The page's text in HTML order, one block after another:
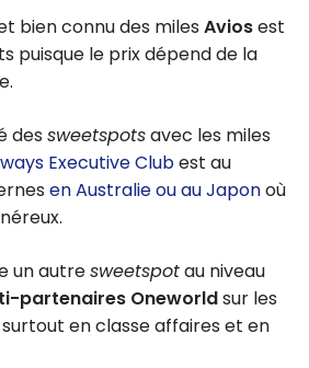
bien connu des miles Aviosest
puisque le prix dépend de la
des sweetspotsavec les miles
Executive Clubest au
en Australie ou au Japonoù
un autresweetspotau niveau
partenaires Oneworldsur les
en classe affaires et en